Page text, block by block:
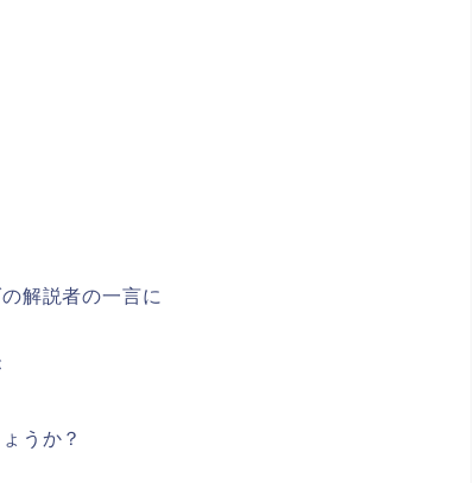
解説者の一言に
うか？